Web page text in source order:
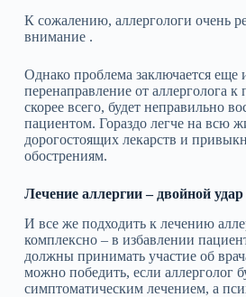
К сожалению, аллергологи очень
внимание .
Однако проблема заключается еще
перенаправление от аллерголога к
скорее всего, будет неправильно
пациентом. Гораздо легче на всю
дорогостоящих лекарств и
обострениям.
Лечение аллергии – двойной удар
И все же подходить к лечению
комплексно – в избавлении
должны принимать участие об
можно победить, если аллерголог
симптоматическим лечением, а